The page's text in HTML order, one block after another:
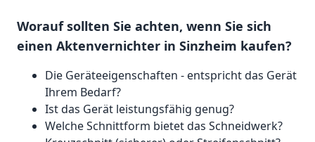
Worauf sollten Sie achten, wenn Sie sich
einen Aktenvernichter in Sinzheim kaufen?
Die Geräteeigenschaften - entspricht das Gerät
Ihrem Bedarf?
Ist das Gerät leistungsfähig genug?
Welche Schnittform bietet das Schneidwerk?